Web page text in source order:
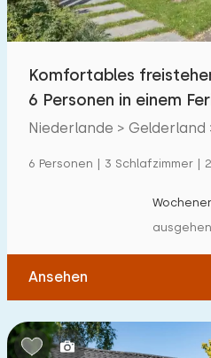
Komfortables
6 Personen in einem
Harderwijk
Niederlande > Gelderland
6 Personen | 3 Schlafzimmer |
Ansehen